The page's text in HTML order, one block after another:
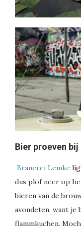
Bier proeven
Brauerei Lemke
dus plof neer op
bieren van de
avondeten, want
flammkuchen.